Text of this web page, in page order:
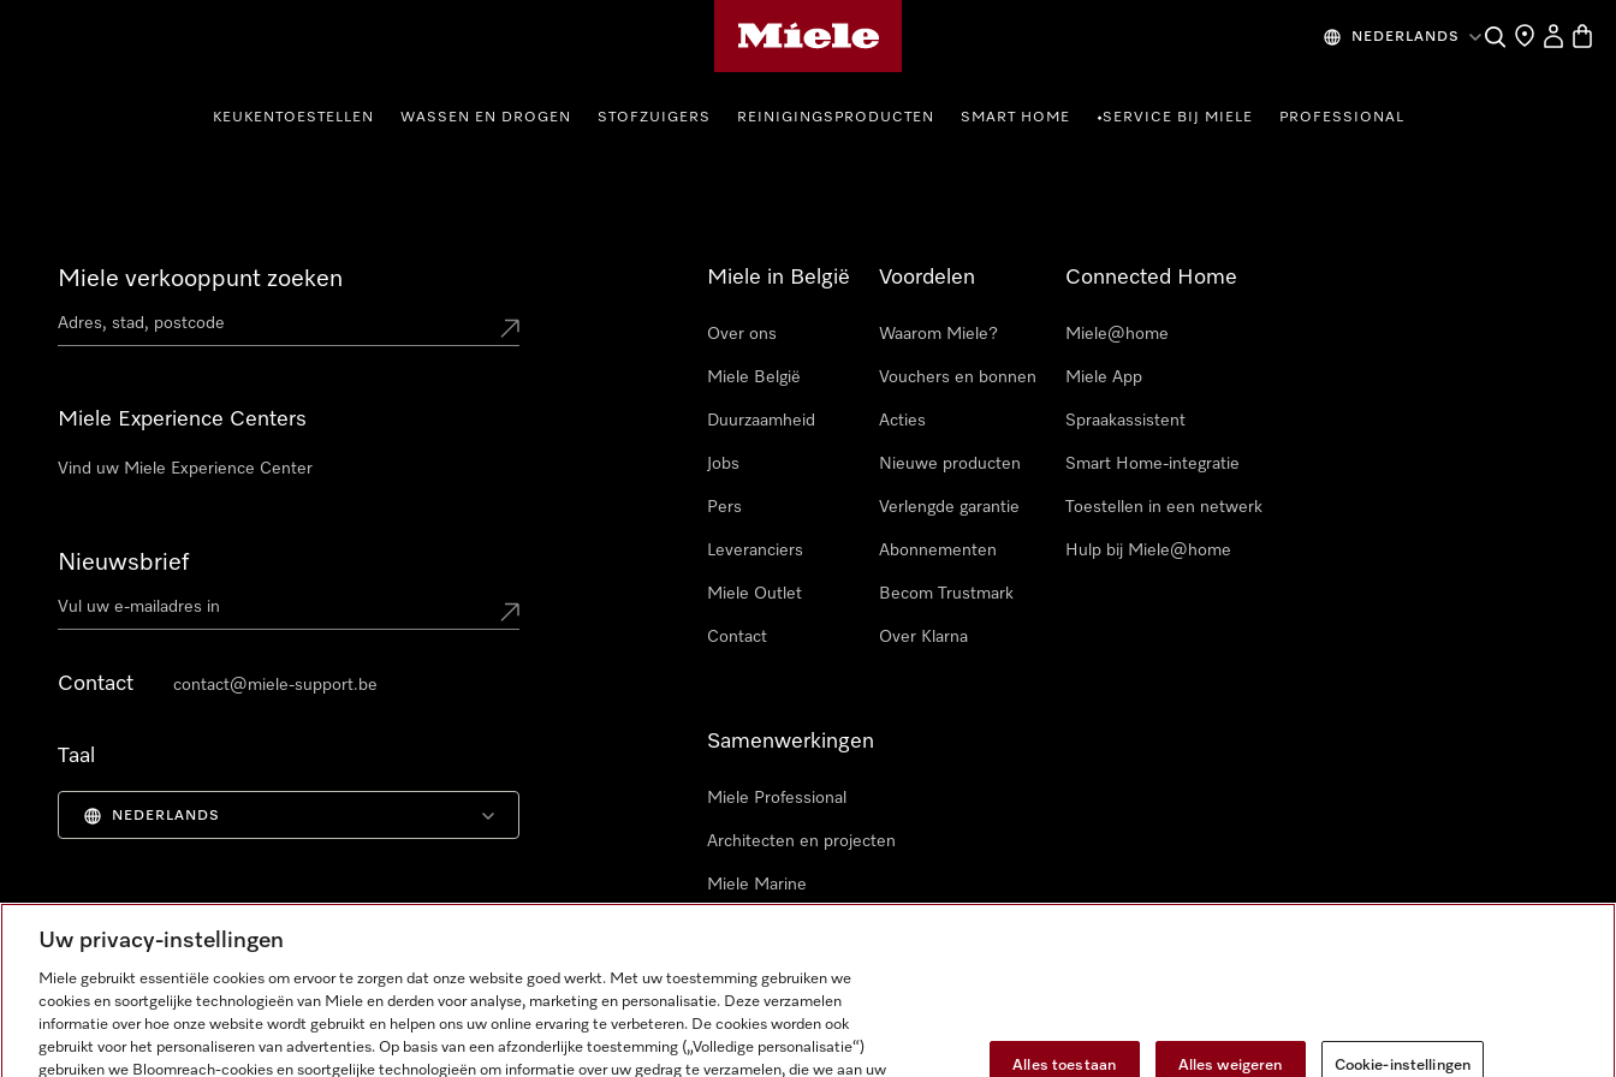
NEDERLANDS Wat zoek je?
Dealer zoeken
Mijn
KEUKENTOESTELLEN WASSEN EN DROGEN STOFZUIGERS REINIGINGSPRODUCTEN SMART HOME •SERVICE BIJ MIELE PROFESSIONAL
Miele verkooppunt zoeken
Miele Experience Centers
Vind uw Miele Experience Center
Nieuwsbrief
Contact contact@miele-support.be
Taal
NEDERLANDS
Miele in België
Over ons
Miele België
Duurzaamheid
Jobs
Pers
Leveranciers
Miele Outlet
Contact
Voordelen
Waarom Miele?
Vouchers en bonnen
Acties
Nieuwe producten
Verlengde garantie
Abonnementen
Becom Trustmark
Over Klarna
Connected Home
Miele@home
Miele App
Spraakassistent
Smart Home-integratie
Toestellen in een netwerk
Hulp bij Miele@home
Samenwerkingen
Miele Professional
Architecten en projecten
Miele Marine
Uw privacy-instellingen
Miele gebruikt essentiële cookies om ervoor te zorgen dat onze website goed werkt. Met uw toestemming gebruiken we
cookies en soortgelijke technologieën van Miele en derden voor analyse, marketing en personalisatie. Deze verzamelen
informatie over hoe onze website wordt gebruikt en helpen ons uw online ervaring te verbeteren. De cookies worden ook
gebruikt voor het personaliseren van advertenties. Op basis van een afzonderlijke toestemming („Volledige personalisatie“)
gebruiken we Bloomreach-cookies en soortgelijke technologieën om informatie over uw gedrag te verzamelen, die we aan uw
Alles toestaan Alles weigeren Cookie-instellingen